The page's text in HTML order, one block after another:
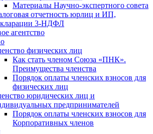
Материалы Научно-экспертного совета
отчетность юрлиц и ИП,
3-НДФЛ
агентство
физических лиц
Как стать членом Союза «ПНК».
Преимущества членства
Порядок оплаты членских взносов для
физических лиц
юридических лиц и
предпринимателей
Порядок оплаты членских взносов для
Корпоративных членов